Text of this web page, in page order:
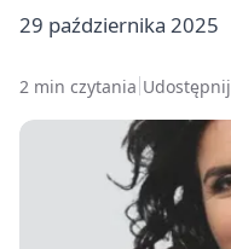
29 października 2025
2 min czytania Udostępnij